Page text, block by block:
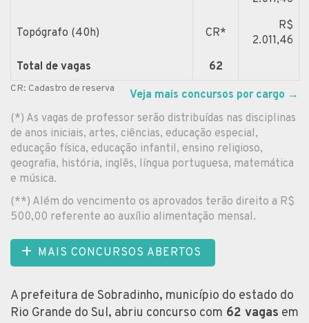
Topógrafo (40h) CR*
R$
2.011,46
Total de vagas
62
CR: Cadastro de reserva Veja mais concursos por cargo →
(*) As vagas de professor serão distribuídas nas disciplinas
de anos iniciais, artes, ciências, educação especial,
educação física, educação infantil, ensino religioso,
geografia, história, inglês, língua portuguesa, matemática
e música.
(**) Além do vencimento os aprovados terão direito a R$
500,00 referente ao auxílio alimentação mensal.
MAIS CONCURSOS ABERTOS
A prefeitura de Sobradinho, município do estado do
Rio Grande do Sul, abriu concurso com 62 vagas em